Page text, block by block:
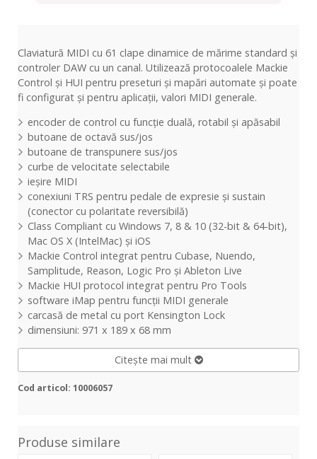
Claviatură MIDI cu 61 clape dinamice de mărime standard și
controler DAW cu un canal. Utilizează protocoalele Mackie
Control și HUI pentru preseturi și mapări automate și poate
fi configurat și pentru aplicații, valori MIDI generale.
encoder de control cu funcție duală, rotabil și apăsabil
butoane de octavă sus/jos
butoane de transpunere sus/jos
curbe de velocitate selectabile
ieșire MIDI
conexiuni TRS pentru pedale de expresie și sustain
(conector cu polaritate reversibilă)
Class Compliant cu Windows 7, 8 & 10 (32-bit & 64-bit),
Mac OS X (IntelMac) și iOS
Mackie Control integrat pentru Cubase, Nuendo,
Samplitude, Reason, Logic Pro și Ableton Live
Mackie HUI protocol integrat pentru Pro Tools
software iMap pentru funcții MIDI generale
carcasă de metal cu port Kensington Lock
dimensiuni: 971 x 189 x 68 mm
Citește mai mult
Cod articol: 10006057
Produse similare